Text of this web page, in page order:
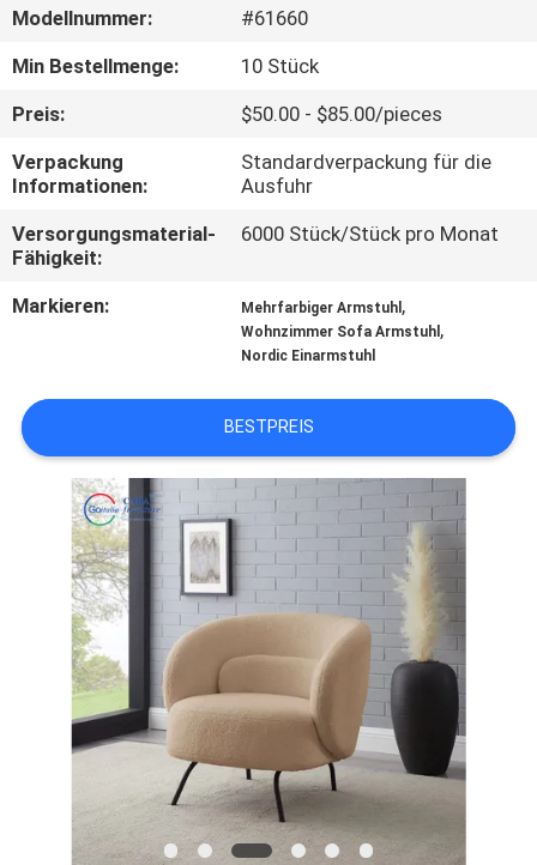
FABRIK-
AUSFLUG
QUALITÄTSKONTROLLE
KONTAKT
US
FÄLLE
FORDERN
SIE EIN
ZITAT
SITEMAP
POLICY
Modellnummer:
#61660
Min Bestellmenge:
10 Stück
Preis:
$50.00 - $85.00/pieces
Verpackung
Informationen:
Standardverpackung für die
Ausfuhr
Versorgungsmaterial-
Fähigkeit:
6000 Stück/Stück pro Monat
Markieren: Mehrfarbiger Armstuhl ,
Wohnzimmer Sofa Armstuhl ,
Nordic Einarmstuhl
BESTPREIS